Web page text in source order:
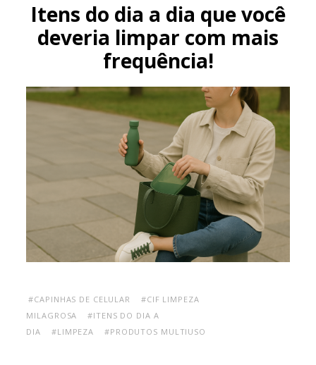
Itens do dia a dia que você
deveria limpar com mais
frequência!
#CAPINHAS DE CELULAR
#CIF LIMPEZA
MILAGROSA
#ITENS DO DIA A
DIA
#LIMPEZA #PRODUTOS MULTIUSO